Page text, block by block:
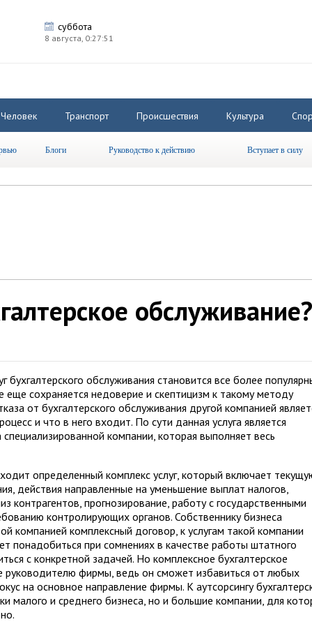
суббота
8 августа, 0:27:52
Человек Транспорт Происшествия Культура
Блоги Руководство к действию Вступает в силу
обслуживание?
бухгалтерского обслуживания становится все более
сохраняется недоверие и скептицизм к такому методу
от бухгалтерского обслуживания другой компанией
и что в него входит. По сути данная услуга является
компании, которая выполняет весь
определенный комплекс услуг, который включает
действия направленные на уменьшение выплат налогов,
контрагентов, прогнозирование, работу с государственными
контролирующих органов. Собственнику бизнеса
компанией комплексный договор, к услугам такой компании
понадобиться при сомнениях в качестве работы штатного
с конкретной задачей. Но комплексное бухгалтерское
руководителю фирмы, ведь он сможет избавиться от любых
на основное направление фирмы. К аутсорсингу
малого и среднего бизнеса, но и большие компании, для